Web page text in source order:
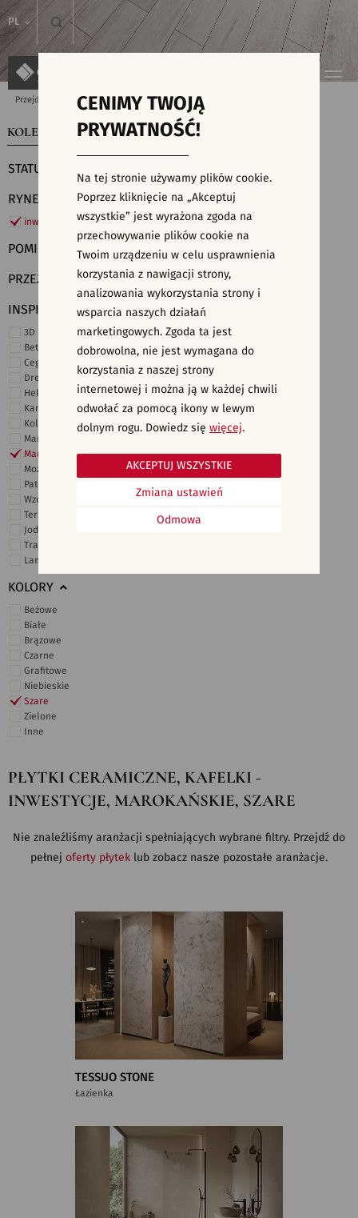
PL
Przejdź do strony głównej Kolekcje
KOLEKCJE WYSZUKIWARKA PŁYTEK
STATUS
RYNEK
inwestycje
POMIESZCZENIE
PRZEZNACZENIE
INSPIRACJE
3D i struktury
Beton
Cegiełki
Drewno
Heksagonalne
Kamień
Kolor
Marmur
Marokańskie
Mozaika
Patchwork
Wzory i motywy
Terrazzo
Jodełka
Trawertyn
Lamele
KOLORY
Beżowe
Białe
Brązowe
Czarne
Grafitowe
Niebieskie
Szare
Zielone
Inne
PŁYTKI CERAMICZNE, KAFELKI -
INWESTYCJE, MAROKAŃSKIE, SZARE
Nie znaleźliśmy aranżacji spełniających wybrane filtry. Przejdź do
pełnej oferty płytek lub zobacz nasze pozostałe aranżacje.
TESSUO STONE
Łazienka
CENIMY TWOJĄ
PRYWATNOŚĆ!
Na tej stronie używamy plików cookie.
Poprzez kliknięcie na „Akceptuj
wszystkie” jest wyrażona zgoda na
przechowywanie plików cookie na
Twoim urządzeniu w celu usprawnienia
korzystania z nawigacji strony,
analizowania wykorzystania strony i
wsparcia naszych działań
marketingowych. Zgoda ta jest
dobrowolna, nie jest wymagana do
korzystania z naszej strony
internetowej i można ją w każdej chwili
odwołać za pomocą ikony w lewym
dolnym rogu. Dowiedz się więcej.
Odmowa
Zmiana ustawień
AKCEPTUJ WSZYSTKIE